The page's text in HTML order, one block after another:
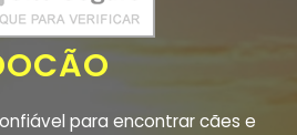
para encontrar cães e